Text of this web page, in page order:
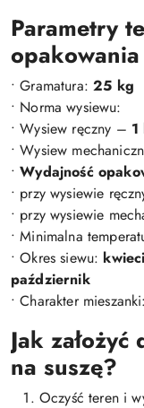
Parametry
• Gramatura:25 kg
• Norma wysiewu:
• Wysiew ręczny –
• Wysiew
•Wydajność
• przy wysiewie
• przy wysiewie
• Minimalna
• Okres siewu:
październik
• Charakter mieszanki:
Jak
na suszę?
Oczyść teren i